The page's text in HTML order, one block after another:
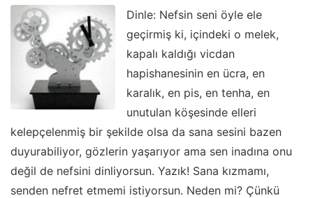
Dinle: Nefsin seni öyle ele
geçirmiş ki, içindeki o melek,
kapalı kaldığı vicdan
hapishanesinin en ücra, en
karalık, en pis, en tenha, en
unutulan köşesinde elleri
kelepçelenmiş bir şekilde olsa da sana sesini bazen
duyurabiliyor, gözlerin yaşarıyor ama sen inadına onu
değil de nefsini dinliyorsun. Yazık! Sana kızmamı,
senden nefret etmemi istiyorsun. Neden mi? Çünkü